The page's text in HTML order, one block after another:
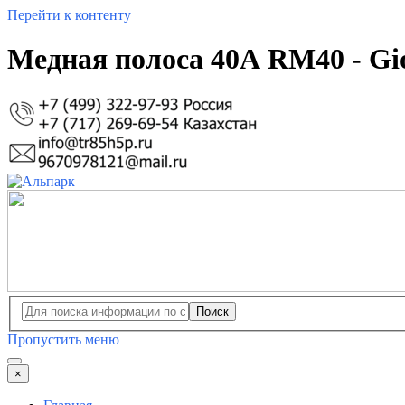
Перейти к контенту
Медная полоса 40А RM40 -
Поиск
Пропустить меню
×